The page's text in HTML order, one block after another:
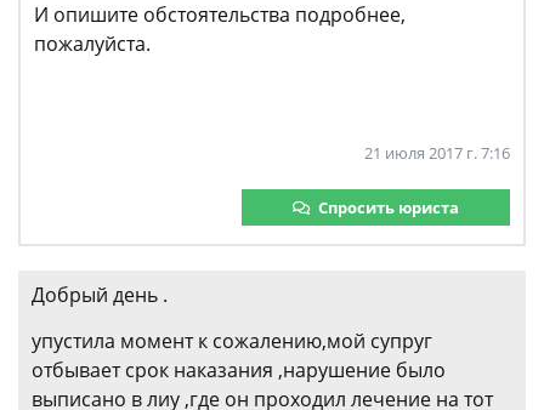
И опишите обстоятельства подробнее,
пожалуйста.
21 июля 2017 г. 7:16
Спросить юриста
Добрый день .
упустила момент к сожалению,мой супруг
отбывает срок наказания ,нарушение было
выписано в лиу ,где он проходил лечение на тот